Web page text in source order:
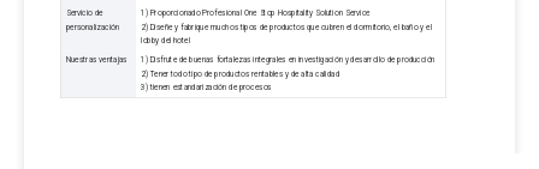
Servicio de
personalización
1) Proporcionado Profesional One Stop Hospitality Solution Service
2) Diseñe y fabrique muchos tipos de productos que cubren el dormitorio, el baño y el
lobby del hotel
Nuestras ventajas 1) Disfrute de buenas fortalezas integrales en investigación y desarrollo de producción
2) Tener todo tipo de productos rentables y de alta calidad
3) tienen estandarización de procesos